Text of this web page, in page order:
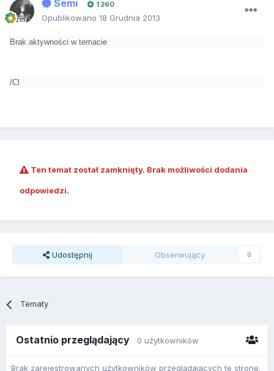
Semi 1 260
Opublikowano 18 Grudnia 2013
Brak aktywności w temacie
/Cl
Ten temat został zamknięty. Brak możliwości dodania
odpowiedzi.
Udostępnij Obserwujący 0
Tematy
Ostatnio przeglądający 0 użytkowników
Brak zarejestrowanych użytkowników przeglądających tę stronę.